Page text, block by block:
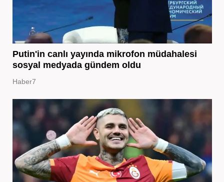
Putin'in canlı yayında mikrofon müdahalesi
sosyal medyada gündem oldu
Haber7